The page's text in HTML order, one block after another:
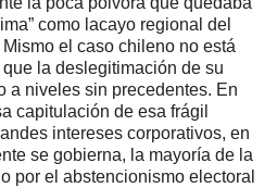
como lacayo regional del
el caso chileno no está
la deslegitimación de su
a niveles sin precedentes. En
capitulación de esa frágil
intereses corporativos, en
se gobierna, la mayoría de la
por el abstencionismo electoral